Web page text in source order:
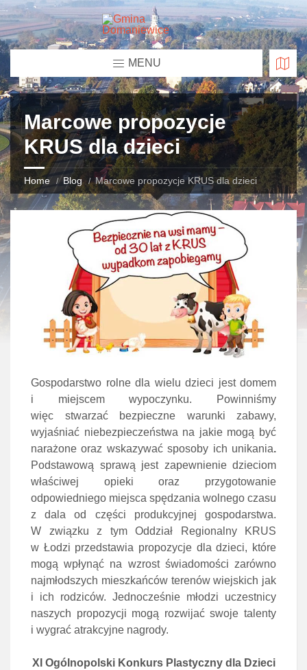
MENU
Marcowe propozycje
KRUS dla dzieci
Home Blog Marcowe propozycje KRUS dla dzieci
Gospodarstwo rolne dla wielu dzieci jest domem
i miejscem wypoczynku. Powinniśmy
więc stwarzać bezpieczne warunki zabawy,
wyjaśniać niebezpieczeństwa na jakie mogą być
narażone oraz wskazywać sposoby ich unikania.
Podstawową sprawą jest zapewnienie dzieciom
właściwej opieki oraz przygotowanie
odpowiedniego miejsca spędzania wolnego czasu
z dala od części produkcyjnej gospodarstwa.
W związku z tym Oddział Regionalny KRUS
w Łodzi przedstawia propozycje dla dzieci, które
mogą wpłynąć na wzrost świadomości zarówno
najmłodszych mieszkańców terenów wiejskich jak
i ich rodziców. Jednocześnie młodzi uczestnicy
naszych propozycji mogą rozwijać swoje talenty
i wygrać atrakcyjne nagrody.
XI Ogólnopolski Konkurs Plastyczny dla Dzieci